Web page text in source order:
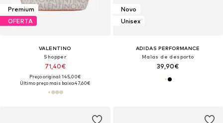
Premium
OFERTA
VALENTINO
Shopper
71,40€
Preço original: 145,00€
Último preço mais baixo:47,60€
Novo
Unisex
ADIDAS PERFORMANCE
Malas de desporto
39,90€